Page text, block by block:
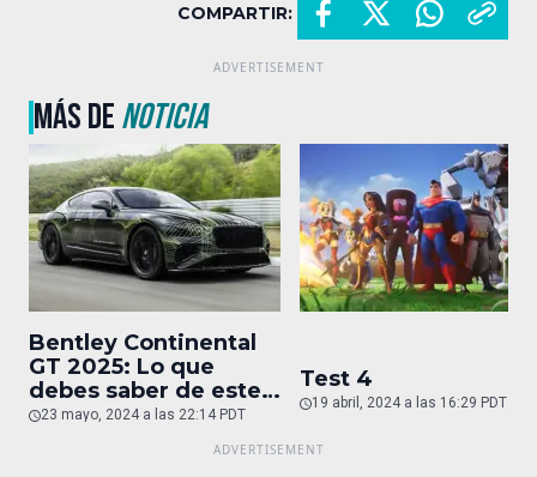
COMPARTIR:
MÁS DENOTICIA
Bentley Continental
GT 2025: Lo que
debes saber de este
auto de superlujo
23 mayo, 2024 a las 22:14 PDT
Test 4
19 abril, 2024 a las 16:29 PDT